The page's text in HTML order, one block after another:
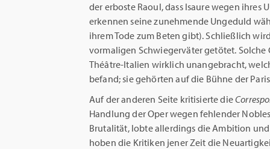
der erboste Raoul, dass Isaure wegen
erkennen seine zunehmende Ungeduld
ihrem Tode zum Beten gibt). Schließlich
vormaligen Schwiegerväter getötet.
Théâtre-Italien wirklich unangebracht,
befand; sie gehörten auf die Bühne der
Auf der anderen Seite kritisierte die
Handlung der Oper wegen fehlender
Brutalität, lobte allerdings die Ambition
hoben die Kritiken jener Zeit die